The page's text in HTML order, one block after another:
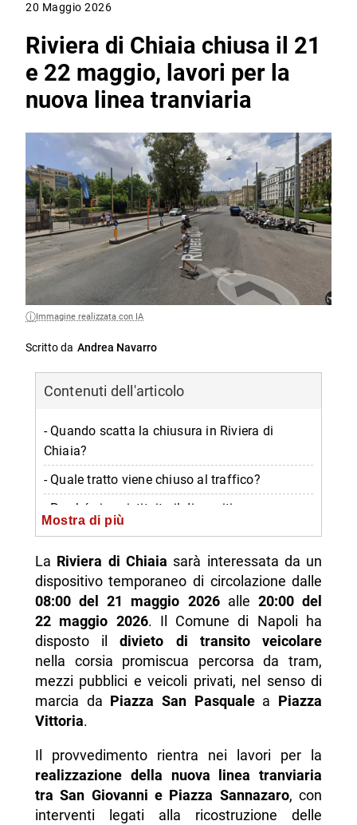
20 Maggio 2026
Riviera di Chiaia chiusa il 21
e 22 maggio, lavori per la
nuova linea tranviaria
Immagine realizzata con IA
Scritto da Andrea Navarro
Contenuti dell'articolo
- Quando scatta la chiusura in Riviera di
Chiaia?
- Quale tratto viene chiuso al traffico?
- Perché viene istituito il dispositivo
temporaneo?
- Chi deve prestare più attenzione agli
spostamenti?
- Possono cambiare orari o modalità della
chiusura?
-- Scopri di più da Napolike.it
Mostra di più
La Riviera di Chiaia sarà interessata da un
dispositivo temporaneo di circolazione dalle
08:00 del 21 maggio 2026alle 20:00 del
22 maggio 2026. Il Comune di Napoli ha
disposto ildivieto di transito veicolare
nella corsia promiscua percorsa da tram,
mezzi pubblici e veicoli privati, nel senso di
marcia da Piazza San Pasqualea Piazza
Vittoria.
Il provvedimento rientra nei lavori per la
realizzazione della nuova linea tranviaria
tra San Giovanni e Piazza Sannazaro, con
interventi legati alla ricostruzione delle